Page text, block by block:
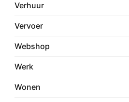
Verhuur
Vervoer
Webshop
Werk
Wonen